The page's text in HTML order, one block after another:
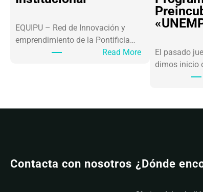
EQUIPU – Red de Innovación y
emprendimiento de la Pontificia…
Read More
El pasado
dimos inicio
Contacta con nosotros ¿Dónde